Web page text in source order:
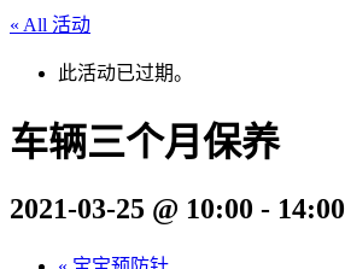
« All 活动
此活动已过期。
车辆三个月保养
2021-03-25 @ 10:00 - 14:00